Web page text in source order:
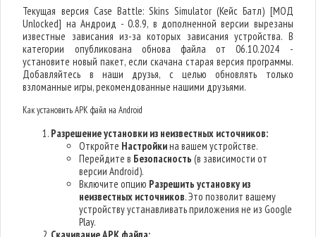
Текущая версия Case Battle: Skins Simulator (Кейс Батл) [МОД
Unlocked] на Андроид - 0.8.9, в дополненной версии вырезаны
известные зависания из-за которых зависания устройства. В
категории опубликована обнова файла от 06.10.2024 -
установите новый пакет, если скачана старая версия программы.
Добавляйтесь в наши друзья, с целью обновлять только
взломанные игры, рекомендованные нашими друзьями.
Как установить APK файл на Android
Разрешение установки из неизвестных источников:
Откройте Настройкина вашем устройстве.
Перейдите в Безопасность (в зависимости от
версии Android).
Включите опцию Разрешить установку из
неизвестных источников. Это позволит вашему
устройству устанавливать приложения не из Google
Play.